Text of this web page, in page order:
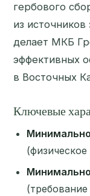
гербового
из
делает МКБ
эффективных
в Восточных
Ключевые